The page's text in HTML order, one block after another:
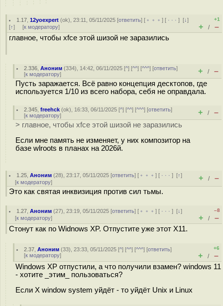
1.17 ,12yoexpert (ok), 23:11, 05/11/2025 [ответить] [ ﹢﹢﹢] [ · · ·][↓]
[↑] [к модератору]
+1
+ / –
главное, чтобы xfce этой шизой не заразились
2.336 ,Аноним (334), 14:42, 06/11/2025 [^] [^^] [^^^] [ответить]
[к модератору] + / –
Пусть заражается. Всё равно концепция десктопов, где
используется 1/10 из всего набора, себя не оправдала.
2.345 ,freehck (ok), 16:33, 06/11/2025 [^] [^^] [^^^] [ответить]
[к модератору] + / –
> главное, чтобы xfce этой шизой не заразились
Если мне память не изменяет, у них композитор на
базе wlroots в планах на 2026й.
1.25 ,Аноним (28), 23:17, 05/11/2025 [ответить] [ ﹢﹢﹢] [ · · ·][↑]
[к модератору] + / –
Это как святая инквизиция против сил тьмы.
1.27 ,Аноним (27), 23:19, 05/11/2025 [ответить] [ ﹢﹢﹢] [ · · ·][↓]
[к модератору]
–8
+ / –
Стонут как по Widnows XP. Отпустите уже этот X11.
2.37 ,Аноним (33), 23:33, 05/11/2025 [^] [^^] [^^^] [ответить]
[к модератору]
+6
+ / –
Windows XP отпустили, а что получили взамен? windows 11
- хотите _этим_ пользоваться?
Если X window system уйдёт - то уйдёт Unix и Linux